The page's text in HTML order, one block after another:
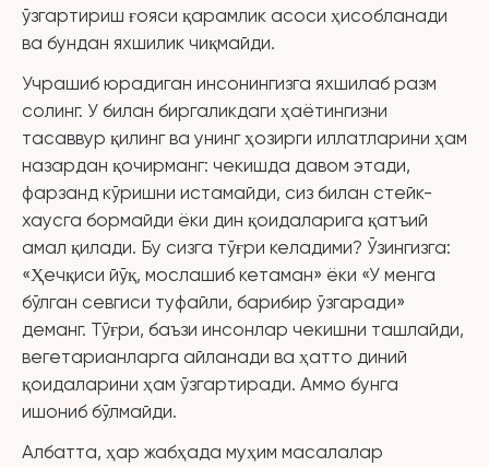
ўзгартириш ғояси қарамлик асоси ҳисобланади
ва бундан яхшилик чиқмайди.
Учрашиб юрадиган инсонингизга яхшилаб разм
солинг. У билан биргаликдаги ҳаётингизни
тасаввур қилинг ва унинг ҳозирги иллатларини ҳам
назардан қочирманг: чекишда давом этади,
фарзанд кўришни истамайди, сиз билан стейк-
хаусга бормайди ёки дин қоидаларига қатъий
амал қилади. Бу сизга тўғри келадими? Ўзингизга:
«Ҳечқиси йўқ, мослашиб кетаман» ёки «У менга
бўлган севгиси туфайли, барибир ўзгаради»
деманг. Тўғри, баъзи инсонлар чекишни ташлайди,
вегетарианларга айланади ва ҳатто диний
қоидаларини ҳам ўзгартиради. Аммо бунга
ишониб бўлмайди.
Албатта, ҳар жабҳада муҳим масалалар